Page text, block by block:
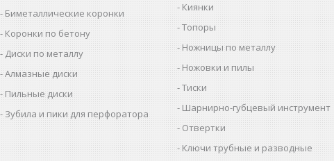
Биметаллические коронки
Коронки по бетону
Диски по металлу
Алмазные диски
Пильные диски
Зубила и пики для перфоратора
Киянки
Топоры
Ножницы по металлу
Ножовки и пилы
Тиски
Шарнирно-губцевый инструмент
Отвертки
Ключи трубные и разводные